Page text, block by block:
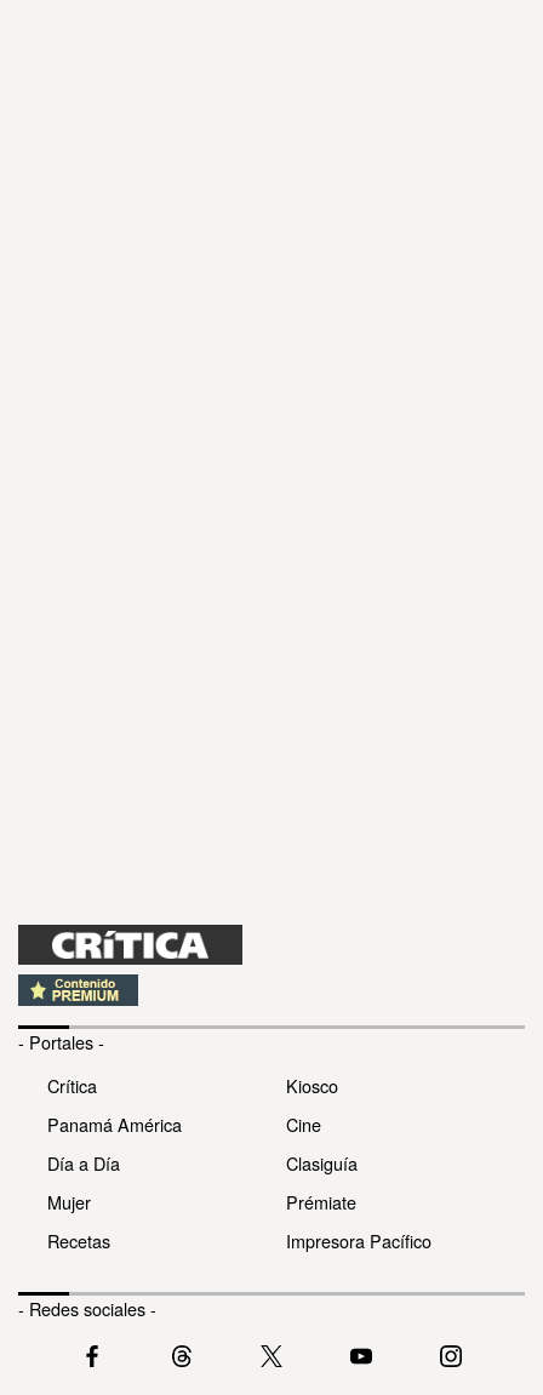
- Portales -
Crítica
Panamá América
Día a Día
Mujer
Recetas
Kiosco
Cine
Clasiguía
Prémiate
Impresora Pacífico
- Redes sociales -